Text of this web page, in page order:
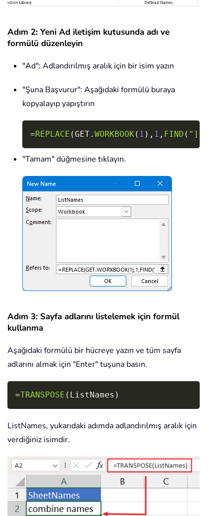
Adım 2: Yeni Ad iletişim kutusunda adı ve
formülü düzenleyin
"Ad": Adlandırılmış aralık için bir isim yazın
"Şuna Başvurur": Aşağıdaki formülü buraya
kopyalayıp yapıştırın
=REPLACE (GET. WORKBOOK( 1 ) , 1 , FIND ( "]"
Copy
"Tamam" düğmesine tıklayın.
Adım 3: Sayfa adlarını listelemek için formül
kullanma
Aşağıdaki formülü bir hücreye yazın ve tüm sayfa
adlarını almak için "Enter" tuşuna basın.
=TRANSPOSE ( ListNames )
ListNames, yukarıdaki adımda adlandırılmış aralık için
verdiğiniz isimdir.